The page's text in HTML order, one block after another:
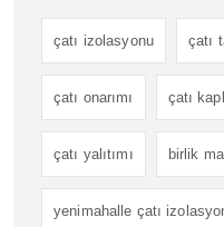
çatı izolasyonu çatı
çatı onarımı çatı
çatı yalıtımı birlik
yenimahalle çatı